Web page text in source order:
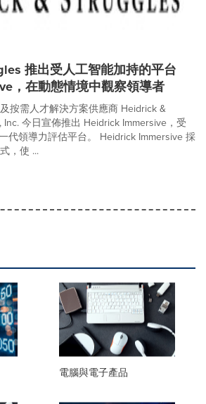
推出受人工智能加持的平台
，在動態情境中觀察領導者
按需人才解決方案供應商 Heidrick &
今日宣佈推出 Heidrick Immersive，受
代領導力評估平台。 Heidrick Immersive 採
，使 ...
電腦與電子產品